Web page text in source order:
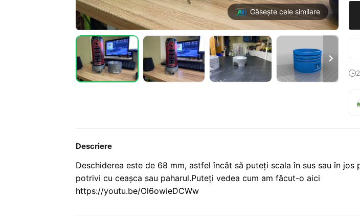
Găsește cele similare


Descriere
Deschiderea este de 68 mm, astfel încât să puteți scala în sus sau în jos
potrivi cu ceașca sau paharul.Puteți vedea cum am făcut-o aici
https://youtu.be/Ol6owieDCWw